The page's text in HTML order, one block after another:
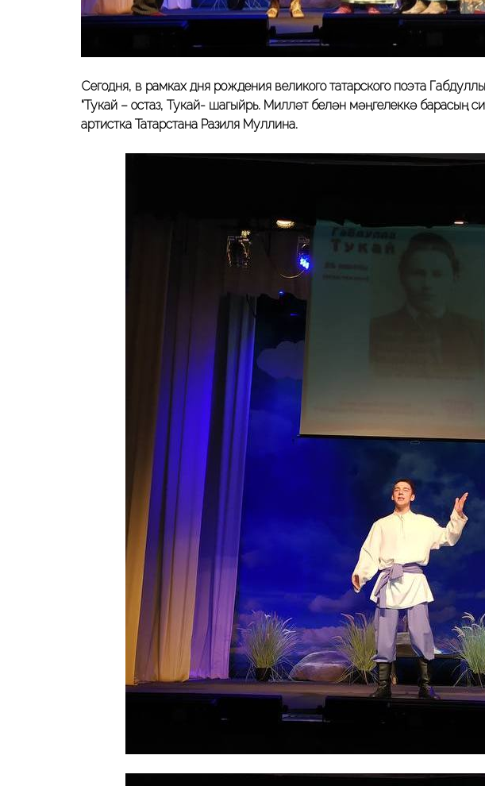
Сегодня, в рамках дня рождения великого татарского поэта
“Тукай – остаз, Тукай- шагыйрь. Милләт белән мәңгелеккә барасың
артистка Татарстана Разиля Муллина.